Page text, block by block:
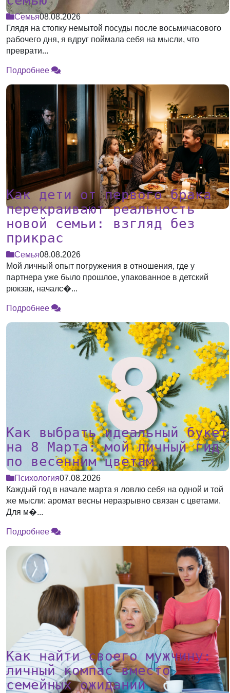
Семья08.08.2026
Глядя на стопку немытой посуды после восьмичасового
рабочего дня, я вдруг поймала себя на мысли, что
преврати...
Подробнее
Как дети от первого брака
перекраивают реальность
новой семьи: взгляд без
прикрас
Семья08.08.2026
Мой личный опыт погружения в отношения, где у
партнера уже было прошлое, упакованное в детский
рюкзак, началс�...
Подробнее
Как выбрать идеальный букет
на 8 Марта: мой личный гид
по весенним цветам
Психология07.08.2026
Каждый год в начале марта я ловлю себя на одной и той
же мысли: аромат весны неразрывно связан с цветами.
Для м�...
Подробнее
Как найти своего мужчину:
личный компас вместо
семейных ожиданий